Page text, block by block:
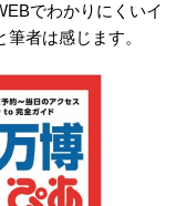
でわかりにくいイ
者は感じます。